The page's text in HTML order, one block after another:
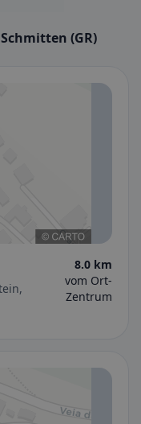
(GR)
8.0 km
vom Ort-
Zentrum